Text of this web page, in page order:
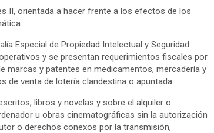
II, orientada a hacer frente a los efectos de los
Especial de Propiedad Intelectual y Seguridad
y se presentan requerimientos fiscales por
marcas y patentes en medicamentos, mercadería y
de venta de lotería clandestina o apuntada.
libros y novelas y sobre el alquiler o
u obras cinematográficas sin la autorización
o derechos conexos por la transmisión,